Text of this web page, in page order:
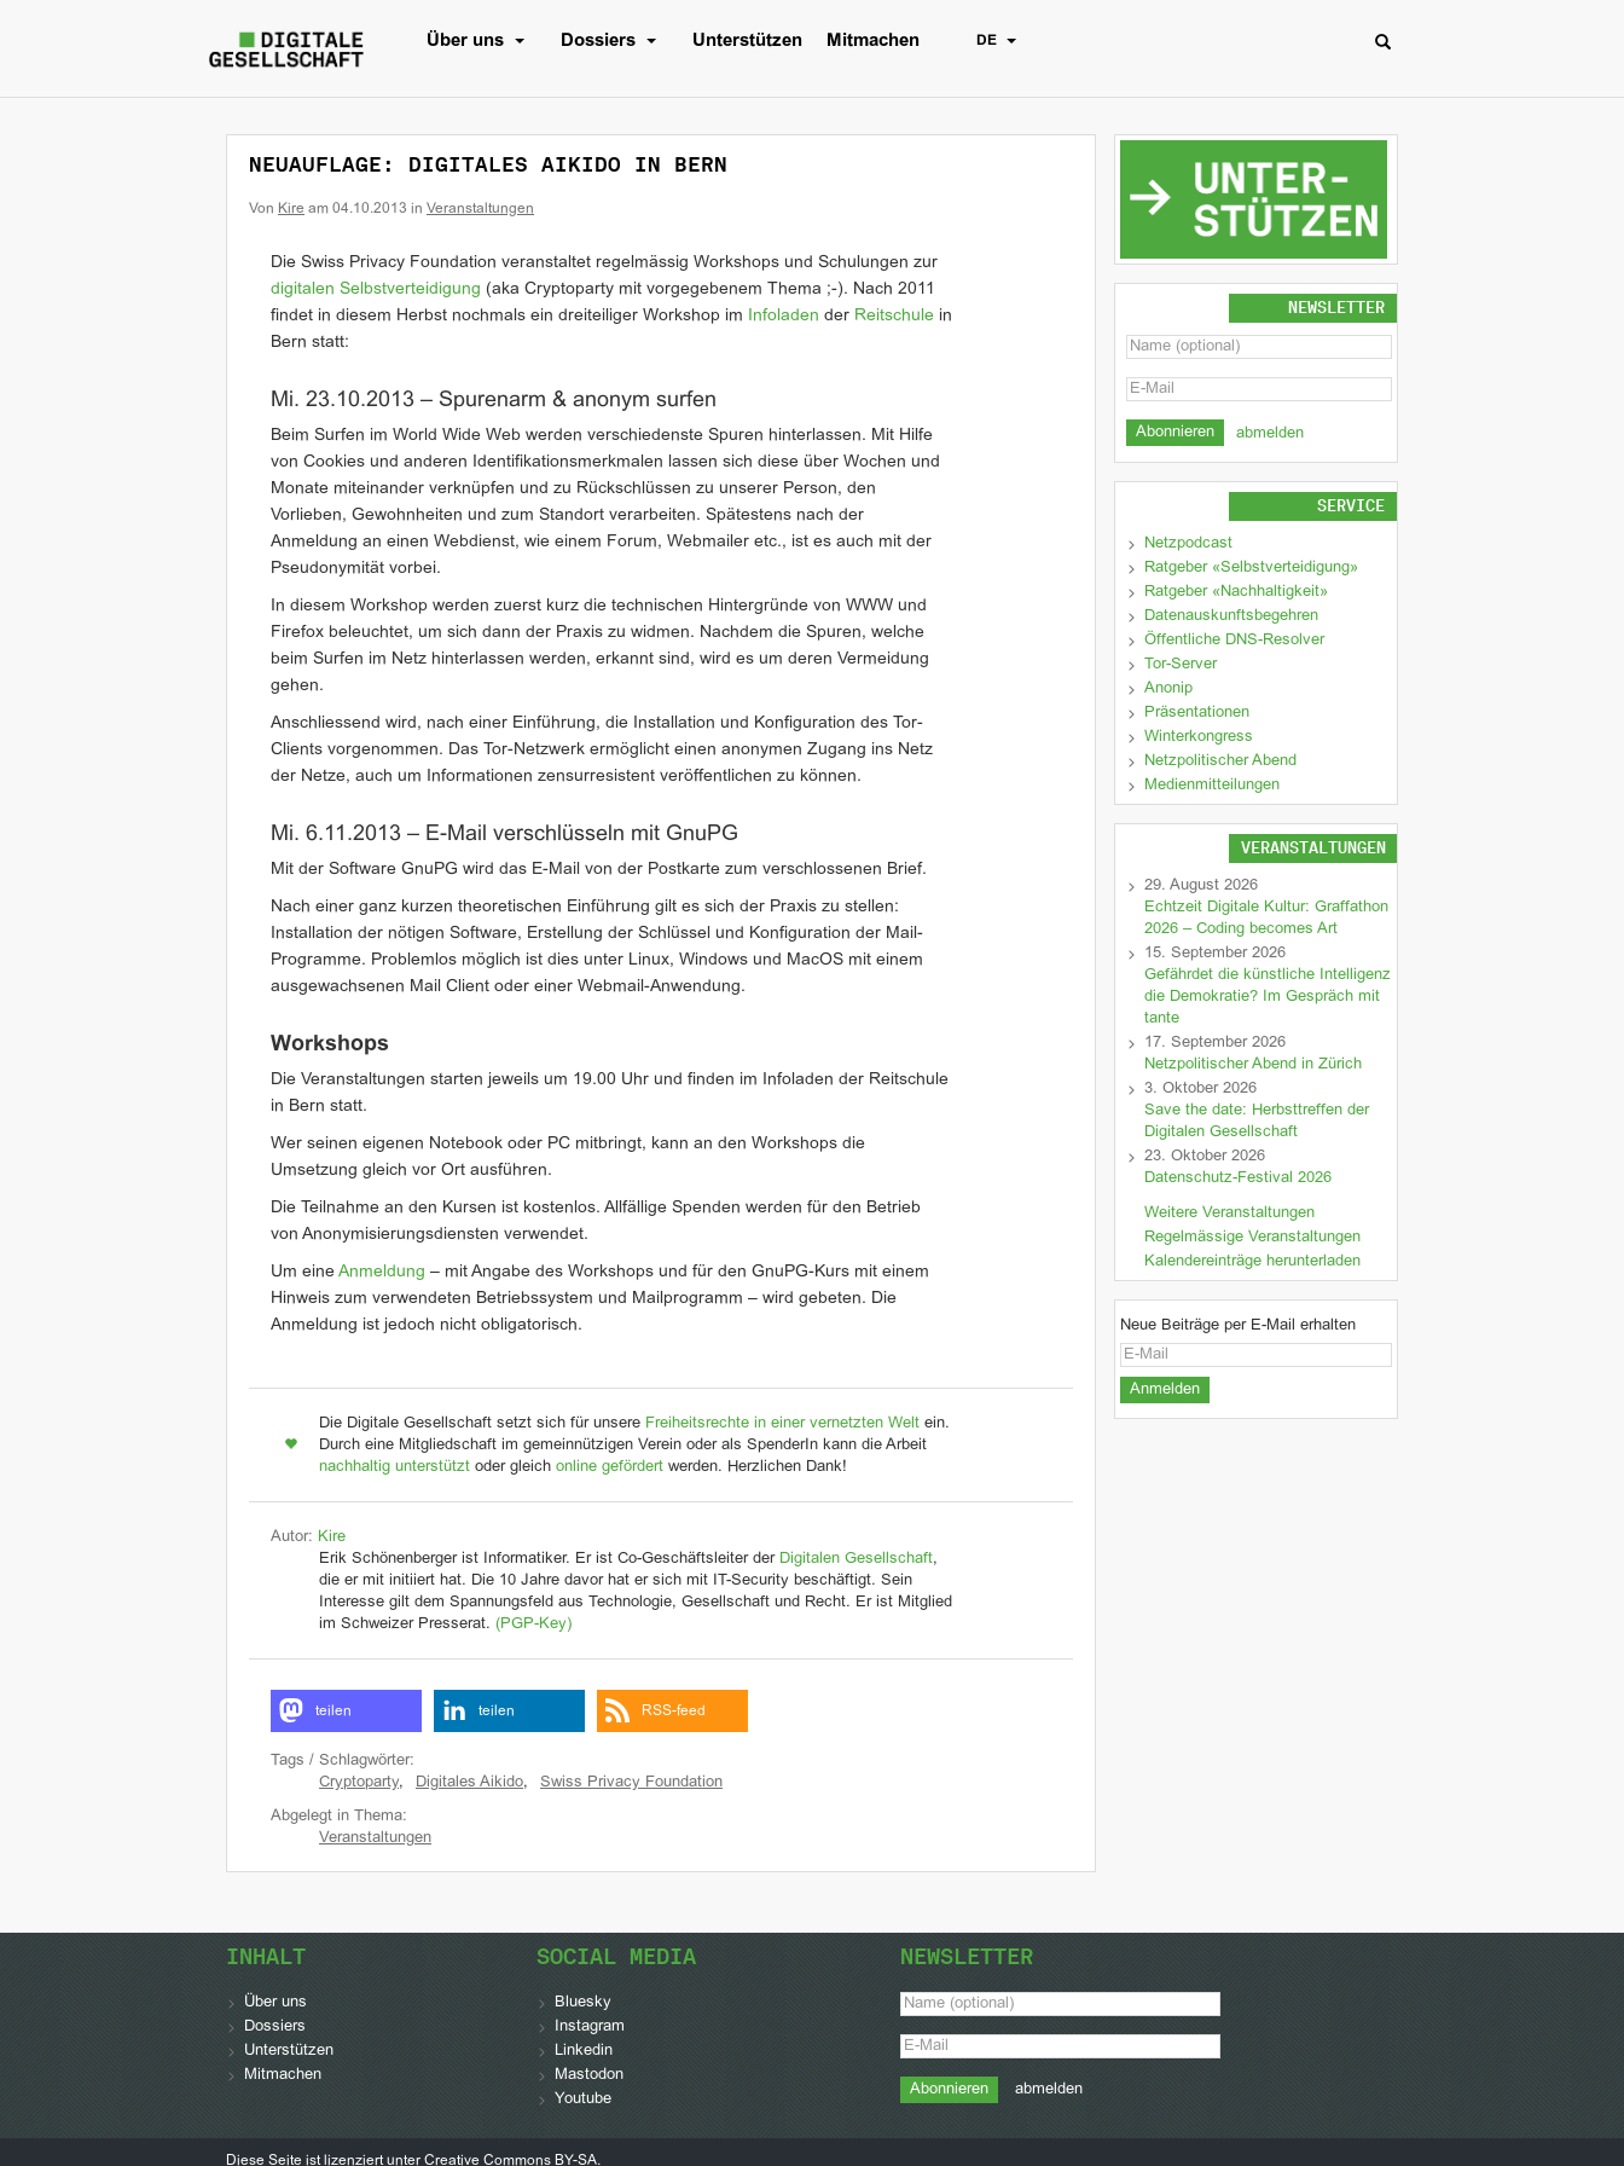
Über uns Dossiers Unterstützen Mitmachen DE
NEUAUFLAGE: DIGITALES AIKIDO IN BERN
Von Kire am 04.10.2013 in Veranstaltungen
Die Swiss Privacy Foundation veranstaltet regelmässig Workshops und Schulungen zur
digitalen Selbstverteidigung (aka Cryptoparty mit vorgegebenem Thema ;-). Nach 2011
findet in diesem Herbst nochmals ein dreiteiliger Workshop im
Infoladen der Reitschule in
Bern statt:
Mi. 23.10.2013 – Spurenarm & anonym surfen
Beim Surfen im World Wide Web werden verschiedenste Spuren hinterlassen. Mit Hilfe
von Cookies und anderen Identifikationsmerkmalen lassen sich diese über Wochen und
Monate miteinander verknüpfen und zu Rückschlüssen zu unserer Person, den
Vorlieben, Gewohnheiten und zum Standort verarbeiten. Spätestens nach der
Anmeldung an einen Webdienst, wie einem Forum, Webmailer etc., ist es auch mit der
Pseudonymität vorbei.
In diesem Workshop werden zuerst kurz die technischen Hintergründe von WWW und
Firefox beleuchtet, um sich dann der Praxis zu widmen. Nachdem die Spuren, welche
beim Surfen im Netz hinterlassen werden, erkannt sind, wird es um deren Vermeidung
gehen.
Anschliessend wird, nach einer Einführung, die Installation und Konfiguration des Tor-
Clients vorgenommen. Das Tor-Netzwerk ermöglicht einen anonymen Zugang ins Netz
der Netze, auch um Informationen zensurresistent veröffentlichen zu können.
Mi. 6.11.2013 – E-Mail verschlüsseln mit GnuPG
Mit der Software GnuPG wird das E-Mail von der Postkarte zum verschlossenen Brief.
Nach einer ganz kurzen theoretischen Einführung gilt es sich der Praxis zu stellen:
Installation der nötigen Software, Erstellung der Schlüssel und Konfiguration der Mail-
Programme. Problemlos möglich ist dies unter Linux, Windows und MacOS mit einem
ausgewachsenen Mail Client oder einer Webmail-Anwendung.
Workshops
Die Veranstaltungen starten jeweils um 19.00 Uhr und finden im Infoladen der Reitschule
in Bern statt.
Wer seinen eigenen Notebook oder PC mitbringt, kann an den Workshops die
Umsetzung gleich vor Ort ausführen.
Die Teilnahme an den Kursen ist kostenlos. Allfällige Spenden werden für den Betrieb
von Anonymisierungsdiensten verwendet.
Um eine Anmeldung – mit Angabe des Workshops und für den GnuPG-Kurs mit einem
Hinweis zum verwendeten Betriebssystem und Mailprogramm – wird gebeten. Die
Anmeldung ist jedoch nicht obligatorisch.
Die Digitale Gesellschaft setzt sich für unsere Freiheitsrechte in einer vernetzten Welt ein.
Durch eine Mitgliedschaft im gemeinnützigen Verein oder als SpenderIn kann die Arbeit
nachhaltig unterstützt oder gleich online gefördert werden. Herzlichen Dank!
Autor: Kire
Erik Schönenberger ist Informatiker. Er ist Co-Geschäftsleiter der Digitalen Gesellschaft,
die er mit initiiert hat. Die 10 Jahre davor hat er sich mit IT-Security beschäftigt. Sein
Interesse gilt dem Spannungsfeld aus Technologie, Gesellschaft und Recht. Er ist Mitglied
im Schweizer Presserat. (PGP-Key)
teilen teilen RSS-feed
Tags / Schlagwörter:
Cryptoparty, Digitales Aikido, Swiss Privacy Foundation
Abgelegt in Thema:
Veranstaltungen
NEWSLETTER
abmelden
SERVICE
Netzpodcast
Ratgeber «Selbstverteidigung»
Ratgeber «Nachhaltigkeit»
Datenauskunftsbegehren
Öffentliche DNS-Resolver
Tor-Server
Anonip
Präsentationen
Winterkongress
Netzpolitischer Abend
Medienmitteilungen
VERANSTALTUNGEN
29. August 2026
Echtzeit Digitale Kultur: Graffathon
2026 – Coding becomes Art
15. September 2026
Gefährdet die künstliche Intelligenz
die Demokratie? Im Gespräch mit
tante
17. September 2026
Netzpolitischer Abend in Zürich
3. Oktober 2026
Save the date: Herbsttreffen der
Digitalen Gesellschaft
23. Oktober 2026
Datenschutz-Festival 2026
Weitere Veranstaltungen
Regelmässige Veranstaltungen
Kalendereinträge herunterladen
Neue Beiträge per E-Mail erhalten
INHALT
Über uns
Dossiers
Unterstützen
Mitmachen
SOCIAL MEDIA
Bluesky
Instagram
Linkedin
Mastodon
Youtube
NEWSLETTER
abmelden
Diese Seite ist lizenziert unter Creative Commons BY-SA.